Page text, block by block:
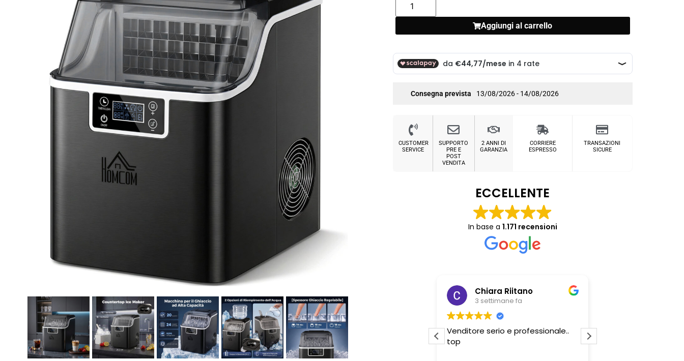
Aggiungi al carrello
Consegna prevista 13/08/2026 - 14/08/2026
CUSTOMER
SERVICE
SUPPORTO
PRE E
POST
VENDITA
2 ANNI DI
GARANZIA
CORRIERE
ESPRESSO
TRANSAZIONI
SICURE
ECCELLENTE
In base a 1.171 recensioni
2 settimane fa
Pessima esperienza.
Ho acquistato due poltrone, ma
Chiara Riitano
3 settimane fa
Venditore serio e professionale..
top